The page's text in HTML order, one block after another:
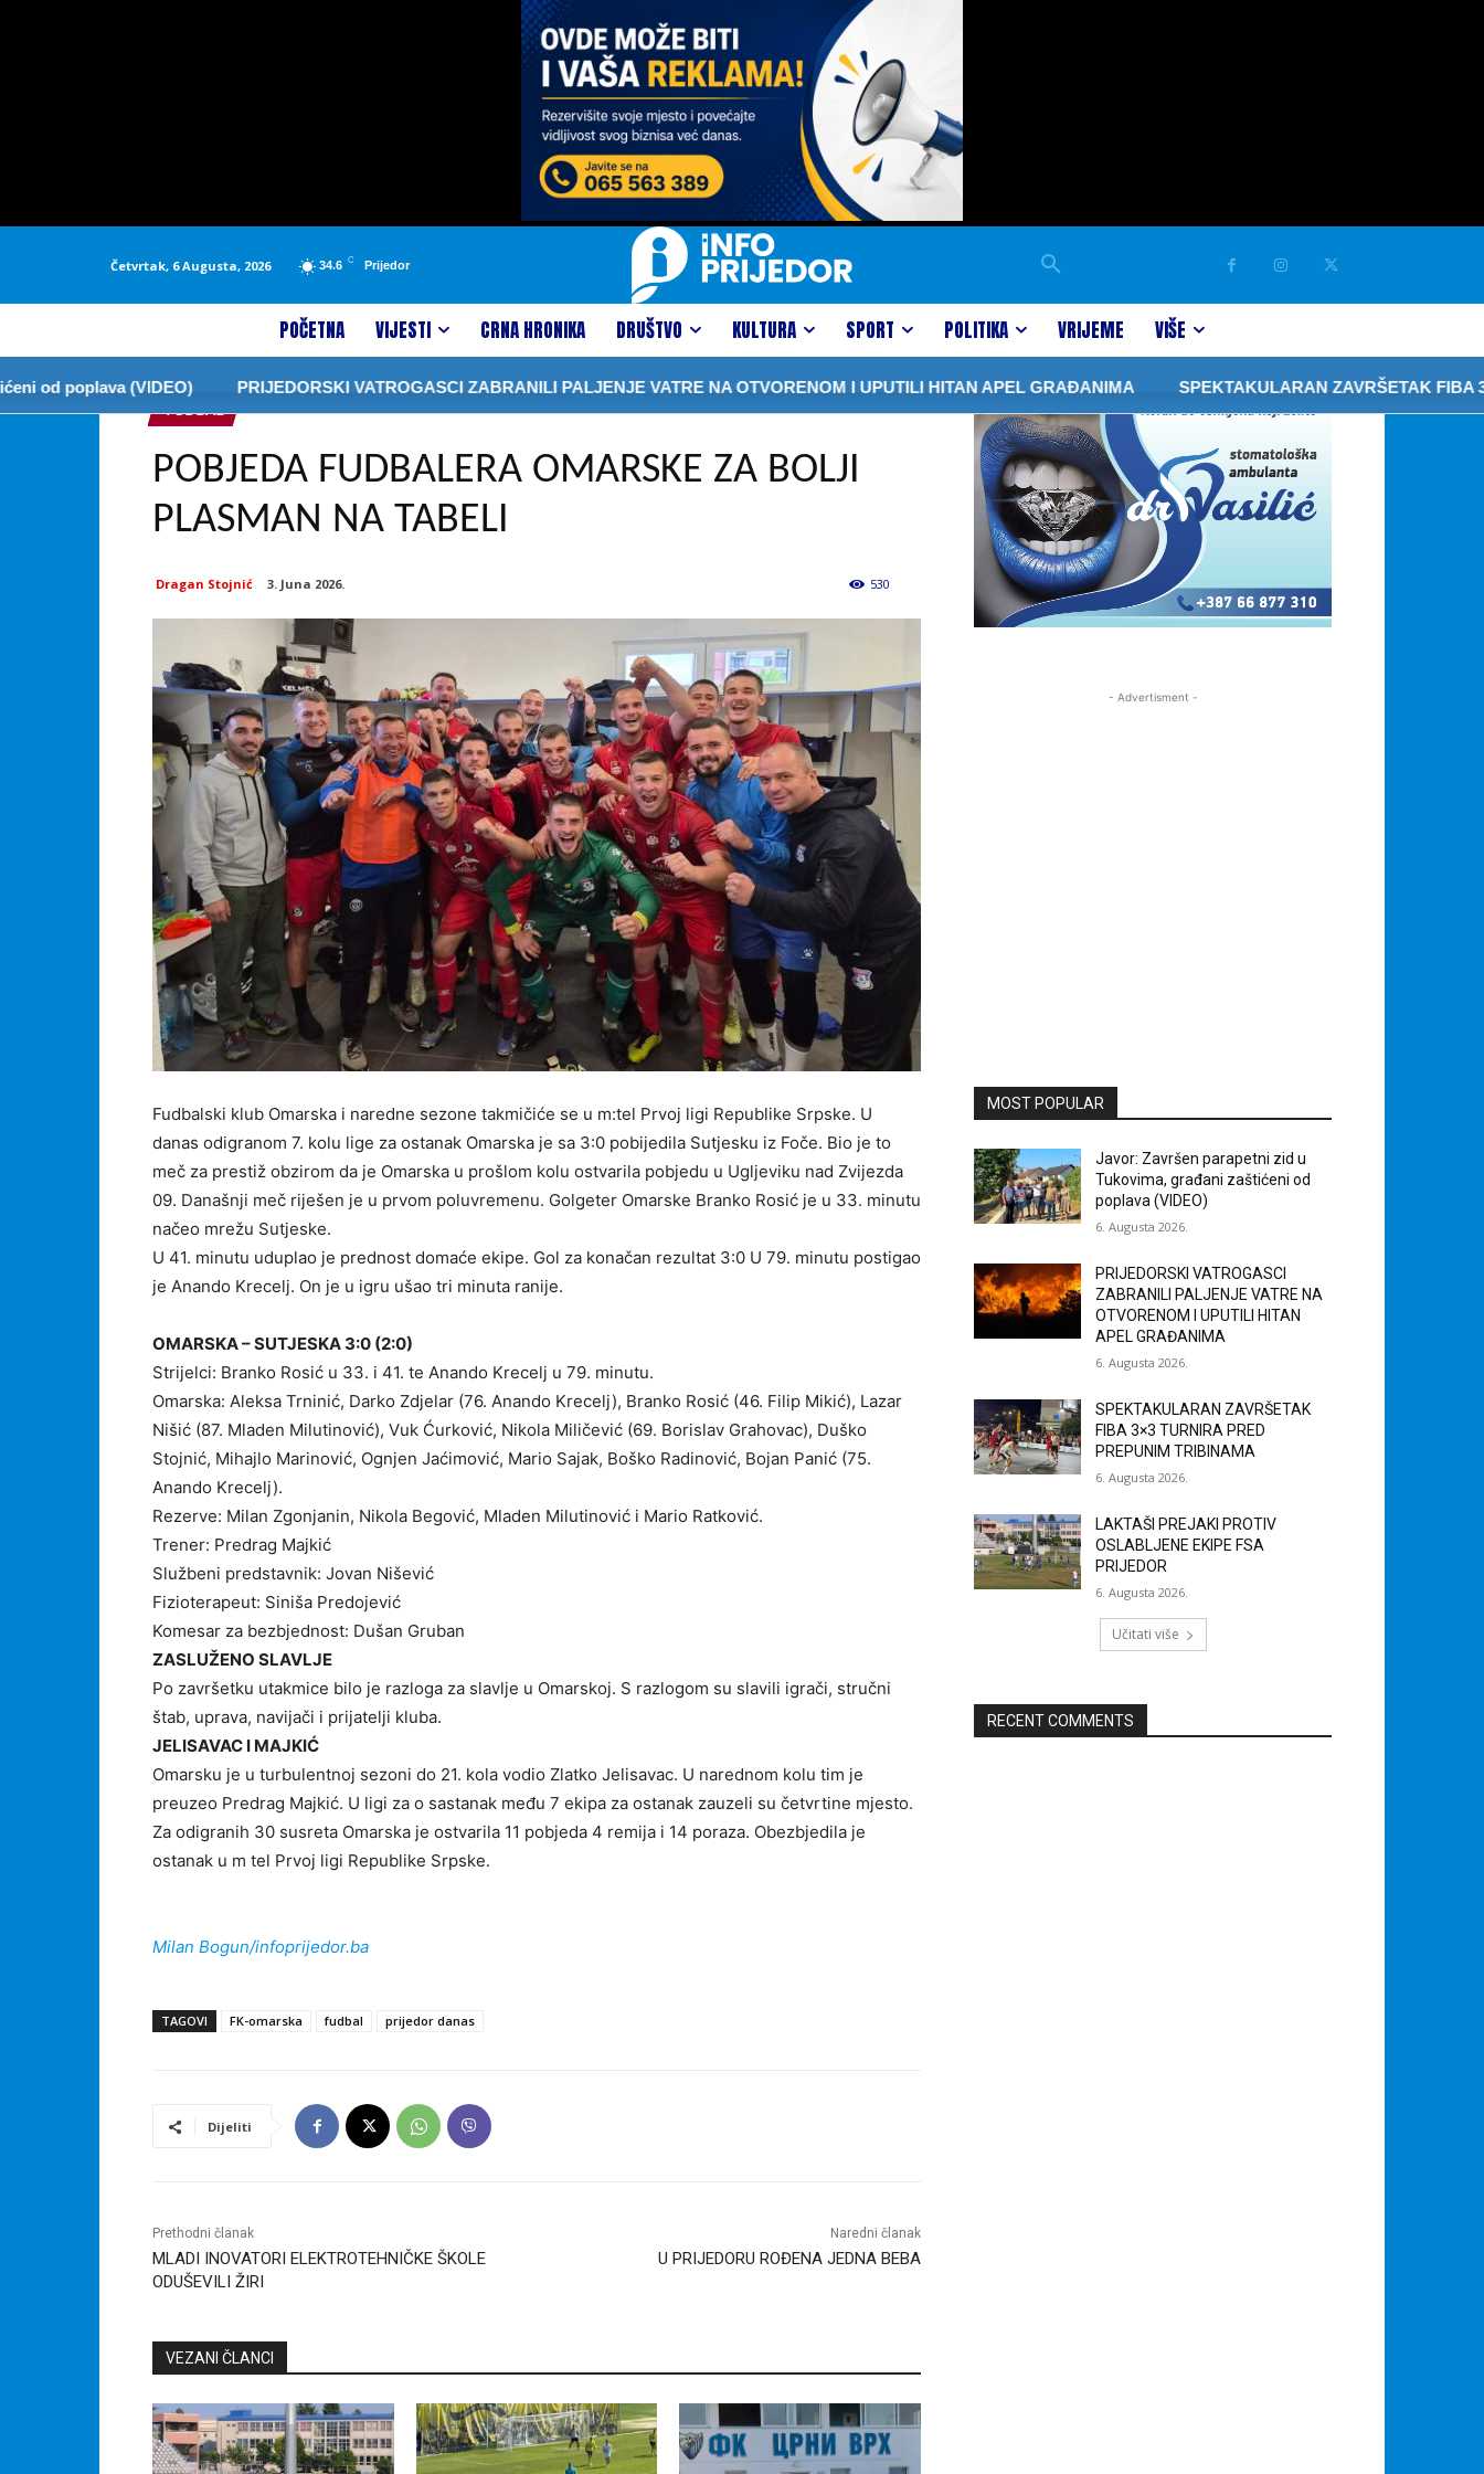
Četvrtak, 6 Augusta, 2026 34.6 C Prijedor
POČETNA VIJESTI CRNA HRONIKA DRUŠTVO KULTURA SPORT POLITIKA VRIJEME VIŠE
(VIDEO) PRIJEDORSKI VATROGASCI ZABRANILI PALJENJE VATRE NA OTVORENOM I UPUTILI HITAN APEL GRAĐANIMA SPEKTAKULARAN ZAVRŠETAK FIBA 3×3
FUDBAL
POBJEDA FUDBALERA OMARSKE ZA BOLJI
PLASMAN NA TABELI
Dragan Stojnić 3. Juna 2026. 530
Fudbalski klub Omarska i naredne sezone takmičiće se u m:tel Prvoj ligi Republike Srpske. U
danas odigranom 7. kolu lige za ostanak Omarska je sa 3:0 pobijedila Sutjesku iz Foče. Bio je to
meč za prestiž obzirom da je Omarska u prošlom kolu ostvarila pobjedu u Ugljeviku nad Zvijezda
09. Današnji meč riješen je u prvom poluvremenu. Golgeter Omarske Branko Rosić je u 33. minutu
načeo mrežu Sutjeske.
U 41. minutu uduplao je prednost domaće ekipe. Gol za konačan rezultat 3:0 U 79. minutu postigao
je Anando Krecelj. On je u igru ušao tri minuta ranije.
OMARSKA – SUTJESKA 3:0 (2:0)
Strijelci: Branko Rosić u 33. i 41. te Anando Krecelj u 79. minutu.
Omarska: Aleksa Trninić, Darko Zdjelar (76. Anando Krecelj), Branko Rosić (46. Filip Mikić), Lazar
Nišić (87. Mladen Milutinović), Vuk Ćurković, Nikola Miličević (69. Borislav Grahovac), Duško
Stojnić, Mihajlo Marinović, Ognjen Jaćimović, Mario Sajak, Boško Radinović, Bojan Panić (75.
Anando Krecelj).
Rezerve: Milan Zgonjanin, Nikola Begović, Mladen Milutinović i Mario Ratković.
Trener: Predrag Majkić
Službeni predstavnik: Jovan Nišević
Fizioterapeut: Siniša Predojević
Komesar za bezbjednost: Dušan Gruban
ZASLUŽENO SLAVLJE
Po završetku utakmice bilo je razloga za slavlje u Omarskoj. S razlogom su slavili igrači, stručni
štab, uprava, navijači i prijatelji kluba.
JELISAVAC I MAJKIĆ
Omarsku je u turbulentnoj sezoni do 21. kola vodio Zlatko Jelisavac. U narednom kolu tim je
preuzeo Predrag Majkić. U ligi za o sastanak među 7 ekipa za ostanak zauzeli su četvrtine mjesto.
Za odigranih 30 susreta Omarska je ostvarila 11 pobjeda 4 remija i 14 poraza. Obezbjedila je
ostanak u m tel Prvoj ligi Republike Srpske.
Milan Bogun/infoprijedor.ba
TAGOVI FK-omarska fudbal prijedor danas
Dijeliti
Prethodni članak
MLADI INOVATORI ELEKTROTEHNIČKE ŠKOLE
ODUŠEVILI ŽIRI
Naredni članak
U PRIJEDORU ROĐENA JEDNA BEBA
VEZANI ČLANCI
- Advertisment -
MOST POPULAR
Javor: Završen parapetni zid u
Tukovima, građani zaštićeni od
poplava (VIDEO)
6. Augusta 2026.
PRIJEDORSKI VATROGASCI
ZABRANILI PALJENJE VATRE NA
OTVORENOM I UPUTILI HITAN
APEL GRAĐANIMA
6. Augusta 2026.
SPEKTAKULARAN ZAVRŠETAK
FIBA 3×3 TURNIRA PRED
PREPUNIM TRIBINAMA
6. Augusta 2026.
LAKTAŠI PREJAKI PROTIV
OSLABLJENE EKIPE FSA
PRIJEDOR
6. Augusta 2026.
Učitati više
RECENT COMMENTS